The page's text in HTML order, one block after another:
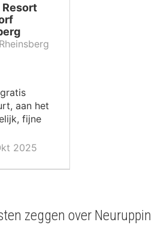
Resort
aan het
fijne
2025
zeggen over Neuruppin